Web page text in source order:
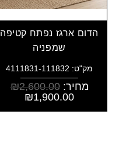
הדום ארגז נפתח קטיפה
שמפניה
מק"ט: 4111831-111832
מחיר: ₪2,600.00
₪1,900.00